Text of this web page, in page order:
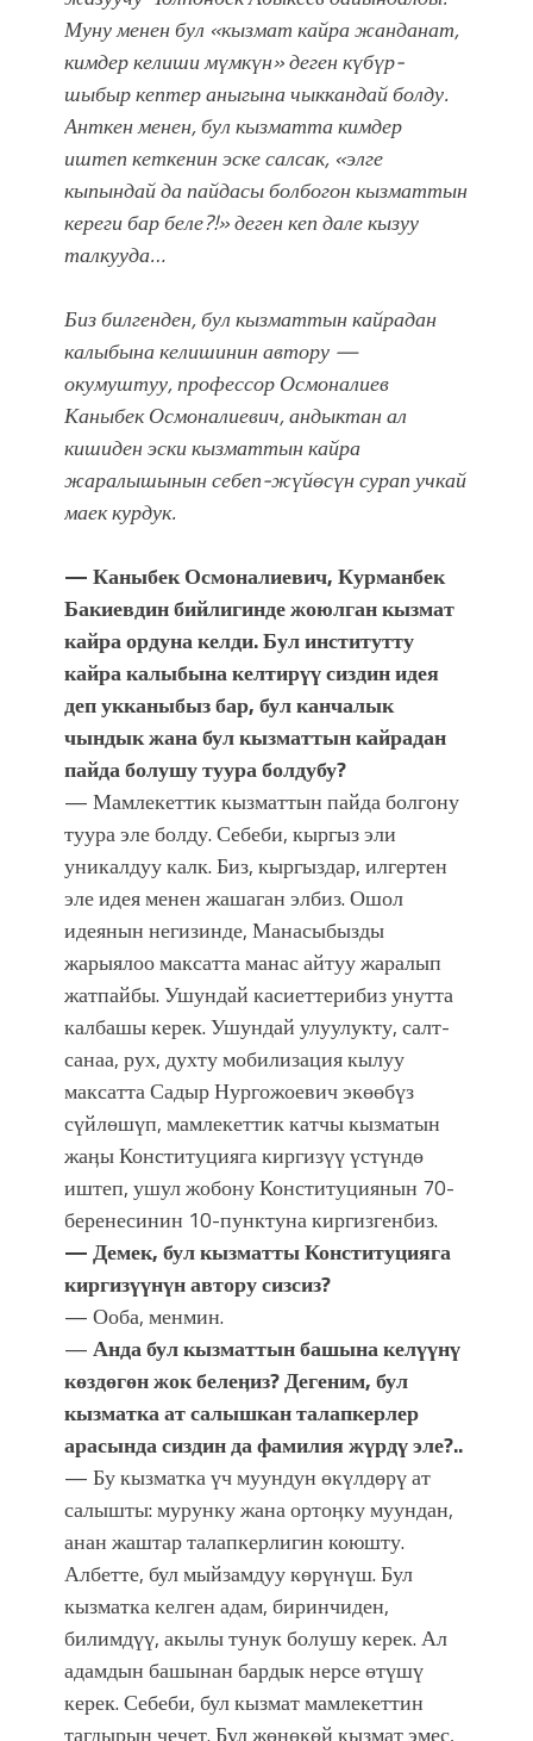
болмок”
Муну менен бул «кызмат кайра жанданат,
кимдер келиши мүмкүн» деген күбүр-
шыбыр кептер аныгына чыккандай болду.
Анткен менен, бул кызматта кимдер
иштеп кеткенин эске салсак, «элге
кыпындай да пайдасы болбогонкызматтын
кереги бар беле?!» деген кеп дале кызуу
талкууда…
Биз билгенден, бул кызматтын кайрадан
калыбына келишинин автору —
окумуштуу, профессор Осмоналиев
Каныбек Осмоналиевич, андыктан ал
кишиден эски кызматтын кайра
жаралышынын себеп-жүйөсүн сурап учкай
маек курдук.
— Каныбек Осмоналиевич, Курманбек
Бакиевдин бийлигинде жоюлган кызмат
кайра ордуна келди. Бул институтту
кайра калыбына келтирүү сиздин идея
деп укканыбыз бар, бул канчалык
чындык жана бул кызматтын кайрадан
пайда болушу туура болдубу?
— Мамлекеттик кызматтын пайда болгону
туура эле болду. Себеби, кыргыз эли
уникалдуу калк. Биз, кыргыздар, илгертен
эле идея менен жашаган элбиз. Ошол
идеянын негизинде, Манасыбызды
жарыялоо максатта манас айтуу жаралып
жатпайбы. Ушундай касиеттерибиз унутта
калбашы керек. Ушундай улуулукту, салт-
санаа, рух, духту мобилизация кылуу
максатта Садыр Нургожоевич экөөбүз
сүйлөшүп, мамлекеттик катчы кызматын
жаӊы Конституцияга киргизүү үстүндө
иштеп, ушул жобону Конституциянын 70-
беренесинин 10-пунктуна киргизгенбиз.
— Демек, бул кызматты Конституцияга
киргизүүнүн автору сизсиз?
— Ооба, менмин.
—Анда булкызматтын башына келүүнү
көздөгөн жок белеӊиз? Дегеним, бул
кызматка ат салышкан талапкерлер
арасында сиздин да фамилия жүрдү эле?..
— Бу кызматка үч муундун өкүлдөрү ат
салышты: мурунку жана ортоӊку муундан,
анан жаштар талапкерлигин коюшту.
Албетте, бул мыйзамдуу көрүнүш. Бул
кызматка келген адам, биринчиден,
билимдүү, акылы тунук болушу керек. Ал
адамдын башынан бардык нерсе өтүшү
керек. Себеби, бул кызмат мамлекеттин
тагдырын чечет. Бул жөнөкөй кызмат эмес,